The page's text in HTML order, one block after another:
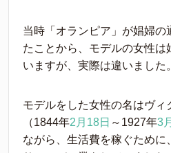
当時「オランピア」が娼婦の
たことから、モデルの女性は
いますが、実際は違いました。
モデルをした女性の名はヴィ
（1844年2月18日 ～1927年3
ながら、生活費を稼ぐために